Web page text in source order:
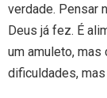
verdade. Pensar
Deus já fez. É
um amuleto, mas
dificuldades,